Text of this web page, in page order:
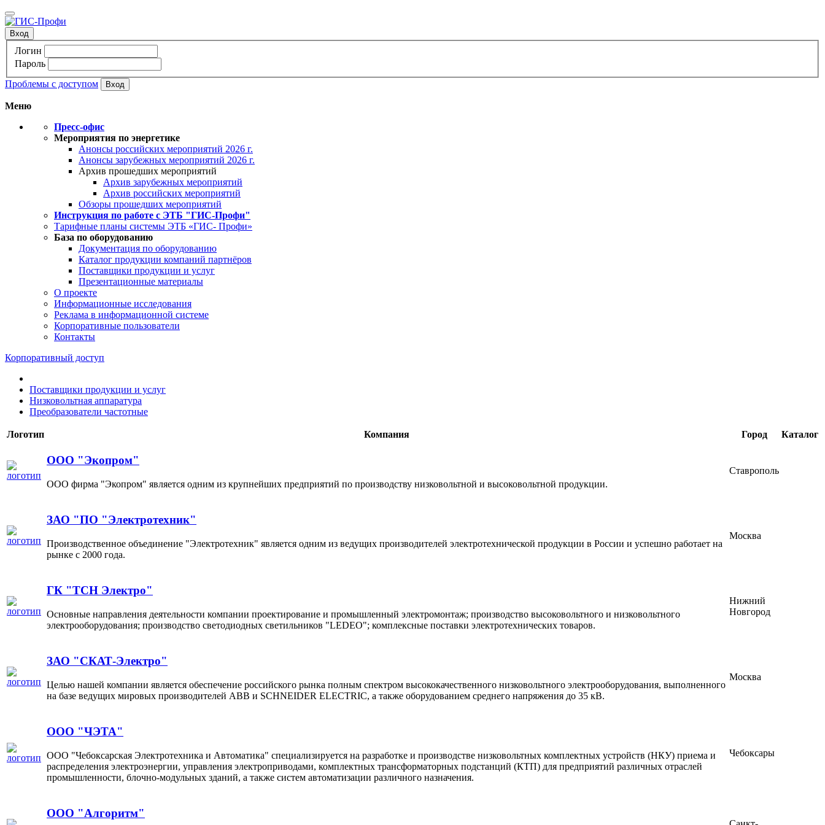
Вход
Логин
Пароль
Проблемы с доступом
Меню
Пресс-офис
Мероприятия по энергетике
Анонсы российских мероприятий 2026 г.
Анонсы зарубежных мероприятий 2026 г.
Архив прошедших мероприятий
Архив зарубежных мероприятий
Архив российских мероприятий
Обзоры прошедших мероприятий
Инструкция по работе с ЭТБ "ГИС-Профи"
Тарифные планы системы ЭТБ «ГИС- Профи»
База по оборудованию
Документация по оборудованию
Каталог продукции компаний партнёров
Поставщики продукции и услуг
Презентационные материалы
О проекте
Информационные исследования
Реклама в информационной системе
Корпоративные пользователи
Контакты
Корпоративный доступ
Поставщики продукции и услуг
Низковольтная аппаратура
Преобразователи частотные
Логотип Компания Город Каталог
ООО "Экопром"
ООО фирма "Экопром" является одним из крупнейших предприятий по производству низковольтной и высоковольтной продукции.
Ставрополь
ЗАО "ПО "Электротехник"
Производственное объединение "Электротехник" является одним из ведущих производителей электротехнической продукции в России и успешно работает на
рынке с 2000 года.
Москва
ГК "ТСН Электро"
Основные направления деятельности компании проектирование и промышленный электромонтаж; производство высоковольтного и низковольтного
электрооборудования; производство светодиодных светильников "LEDEO"; комплексные поставки электротехнических товаров.
Нижний
Новгород
ЗАО "СКАТ-Электро"
Целью нашей компании является обеспечение российского рынка полным спектром высококачественного низковольтного электрооборудования, выполненного
на базе ведущих мировых производителей АВВ и SCHNEIDER ELECTRIC, а также оборудованием среднего напряжения до 35 кВ.
Москва
ООО "ЧЭТА"
ООО "Чебоксарская Электротехника и Автоматика" специализируется на разработке и производстве низковольтных комплектных устройств (НКУ) приема и
распределения электроэнергии, управления электроприводами, комплектных трансформаторных подстанций (КТП) для предприятий различных отраслей
промышленности, блочно-модульных зданий, а также систем автоматизации различного назначения.
Чебоксары
ООО "Алгоритм"